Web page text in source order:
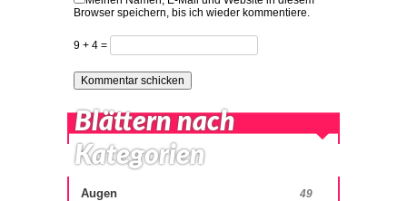
Browser speichern, bis ich wieder kommentiere.
9 + 4 =
Blättern nach
Kategorien
Augen 49